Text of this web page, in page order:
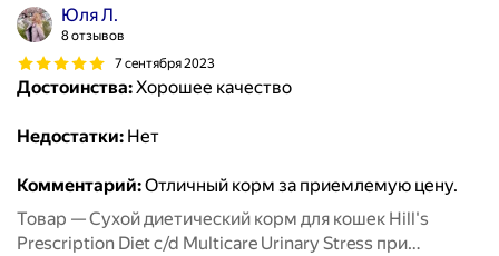
Юля Л.
8 отзывов
7 сентября 2023
Достоинства:Хорошее качество
Недостатки: Нет
Комментарий:Отличный корм за приемлемую цену.
Товар — Сухой диетический корм для кошек Hill's
Prescription Diet c/d Multicare Urinary Stress при